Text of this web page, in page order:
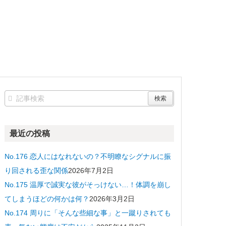
最近の投稿
No.176 恋人にはなれないの？不明瞭なシグナルに振
り回される歪な関係2026年7月2日
No.175 温厚で誠実な彼がそっけない…！体調を崩し
てしまうほどの何かは何？ 2026年3月2日
No.174 周りに「そんな些細な事」と一蹴りされても